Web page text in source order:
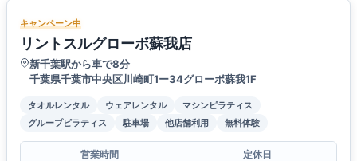
キャンペーン中
リントスルグローボ蘇我店
新千葉駅から車で8分
千葉県千葉市中央区川崎町1ー34グローボ蘇我1F
タオルレンタル ウェアレンタル
マシンピラティス
グループピラティス
駐車場 他店舗利用 無料体験
営業時間
定休日